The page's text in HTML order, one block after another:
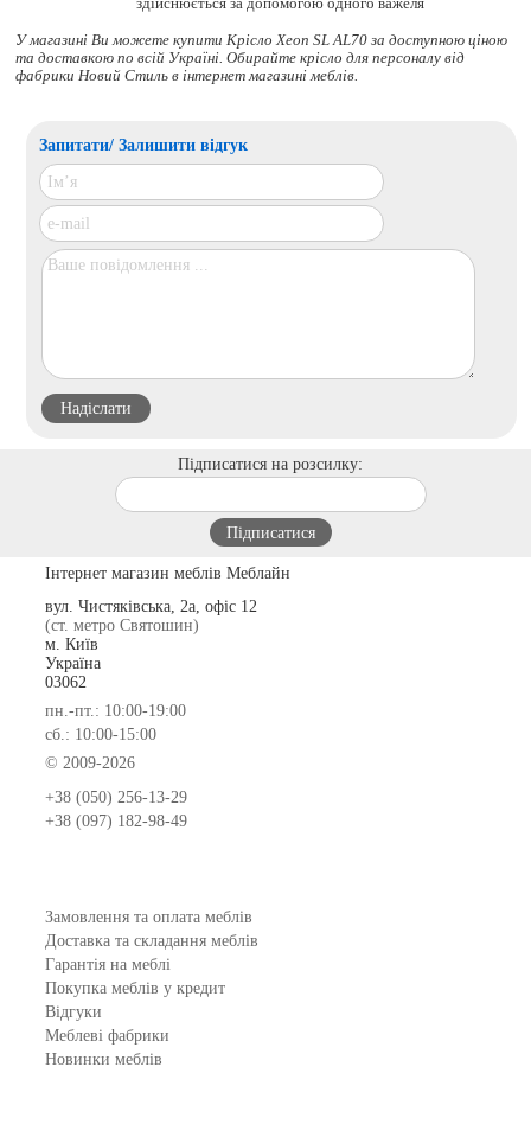
здійснюється за допомогою одного важеля
У магазині Ви можете купити Крісло Xeon SL AL70 за доступною ціною
та доставкою по всій Україні. Обирайте крісло для персоналувід
фабрики Новий Стиль в інтернет магазині меблів.
Запитати/ Залишити відгук
Підписатися на розсилку:
Інтернет магазин меблів Меблайн
вул. Чистяківська, 2а, офіс 12
(ст. метро Святошин)
м. Київ
Україна
03062
пн.-пт.: 10:00-19:00
сб.: 10:00-15:00
© 2009-2026
+38 (050) 256-13-29
+38 (097) 182-98-49
Замовлення та оплата меблів
Доставка та складання меблів
Гарантія на меблі
Покупка меблів у кредит
Відгуки
Меблеві фабрики
Новинки меблів